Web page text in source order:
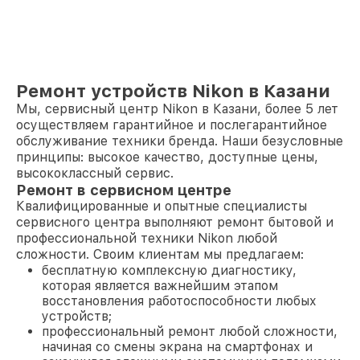
Ремонт устройств Nikon в Казани
Мы, сервисный центр Nikon в Казани, более 5 лет
осуществляем гарантийное и послегарантийное
обслуживание техники бренда. Наши безусловные
принципы: высокое качество, доступные цены,
высококлассный сервис.
Ремонт в сервисном центре
Квалифицированные и опытные специалисты
сервисного центра выполняют ремонт бытовой и
профессиональной техники Nikon любой
сложности. Своим клиентам мы предлагаем:
бесплатную комплексную диагностику,
которая является важнейшим этапом
восстановления работоспособности любых
устройств;
профессиональный ремонт любой сложности,
начиная со смены экрана на смартфонах и